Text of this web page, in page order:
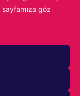
sayfamıza göz
hem dil
ve
içeriğimize
ulaşabilirsiniz.